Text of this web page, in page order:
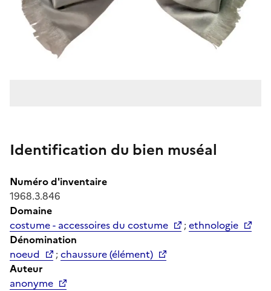
Identification du bien muséal
Numéro d'inventaire
1968.3.846
Domaine
costume - accessoires du costume
;ethnologie
Dénomination
noeud
;chaussure (élément)
Auteur
anonyme